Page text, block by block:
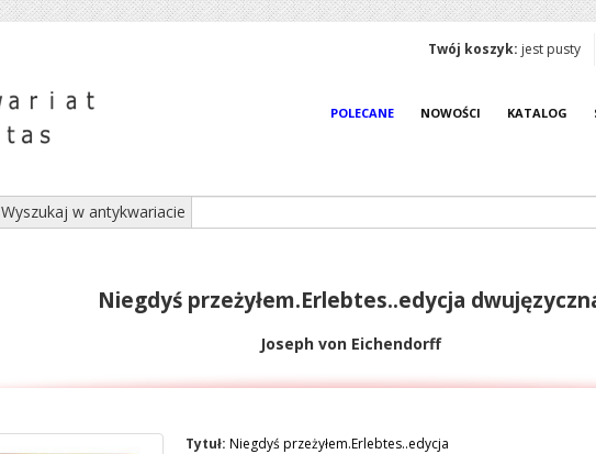
Twój koszyk: jest pusty
POLECANE NOWOŚCI KATALOG
Wyszukaj w antykwariacie
Niegdyś przeżyłem.Erlebtes..edycja
Joseph von Eichendorff
Tytuł: Niegdyś przeżyłem.Erlebtes..edycja